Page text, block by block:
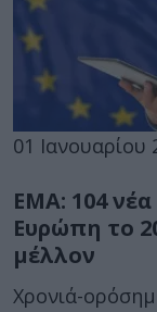
01 Ιανουαρίου
ΕΜΑ: 104
Ευρώπη το
μέλλον
Χρονιά-